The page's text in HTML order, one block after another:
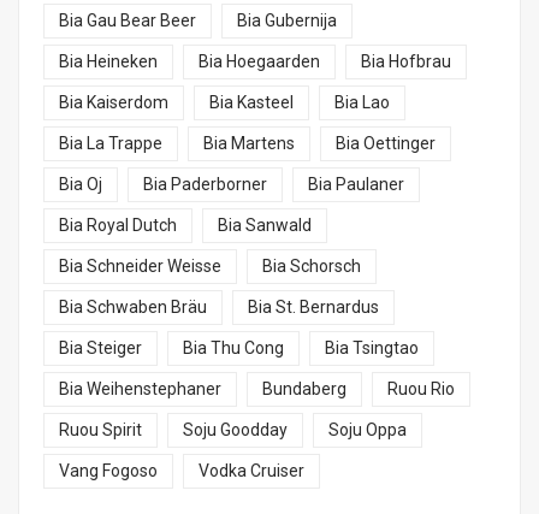
Bia Gau Bear Beer Bia Gubernija
Bia Heineken Bia Hoegaarden Bia Hofbrau
Bia Kaiserdom Bia Kasteel Bia Lao
Bia La Trappe Bia Martens Bia Oettinger
Bia Oj Bia Paderborner Bia Paulaner
Bia Royal Dutch Bia Sanwald
Bia Schneider Weisse Bia Schorsch
Bia Schwaben Bräu Bia St. Bernardus
Bia Steiger Bia Thu Cong Bia Tsingtao
Bia Weihenstephaner Bundaberg Ruou Rio
Ruou Spirit Soju Goodday Soju Oppa
Vang Fogoso Vodka Cruiser